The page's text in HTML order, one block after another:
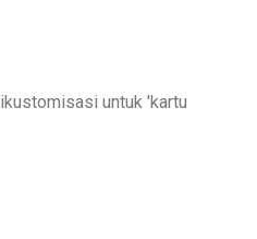
untuk 'kartu